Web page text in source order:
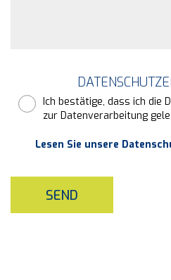
Ich bestätige, dass ich die
zur Datenverarbeitung
Lesen Sie unsere
SEND